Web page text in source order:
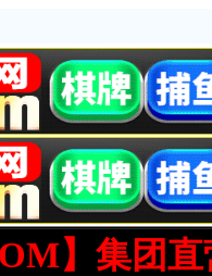
】集团